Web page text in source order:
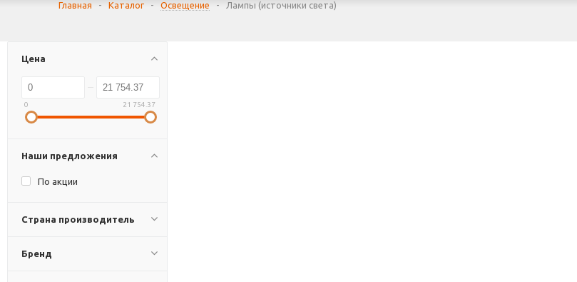
Главная - Каталог - Освещение - Лампы (источники света)
Цена
0 21 754.37
Наши предложения
По акции
Страна производитель
Бренд